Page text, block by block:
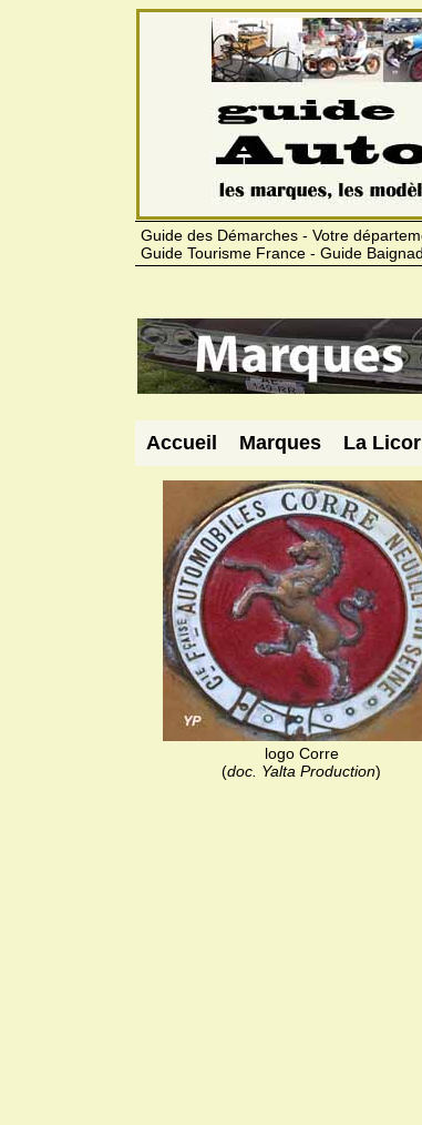
Guide des Démarches - Votre
Guide Tourisme France - Guide
Accueil Marques La
logo Corre
(doc. Yalta Production)